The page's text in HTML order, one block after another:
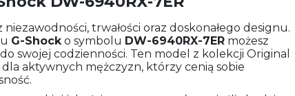
trwałości oraz doskonałego designu.
G-Shocko symbolu DW-6940RX-7ER możesz
swojej codzienności. Ten model z kolekcji Original
aktywnych mężczyzn, którzy cenią sobie